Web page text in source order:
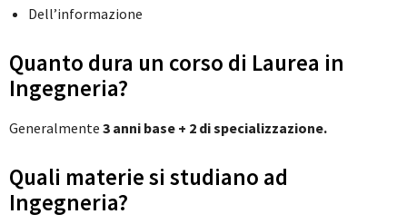
Dell’informazione
Quanto dura un corso di Laurea in
Ingegneria?
Generalmente 3 anni base + 2 di specializzazione.
Quali materie si studiano ad
Ingegneria?